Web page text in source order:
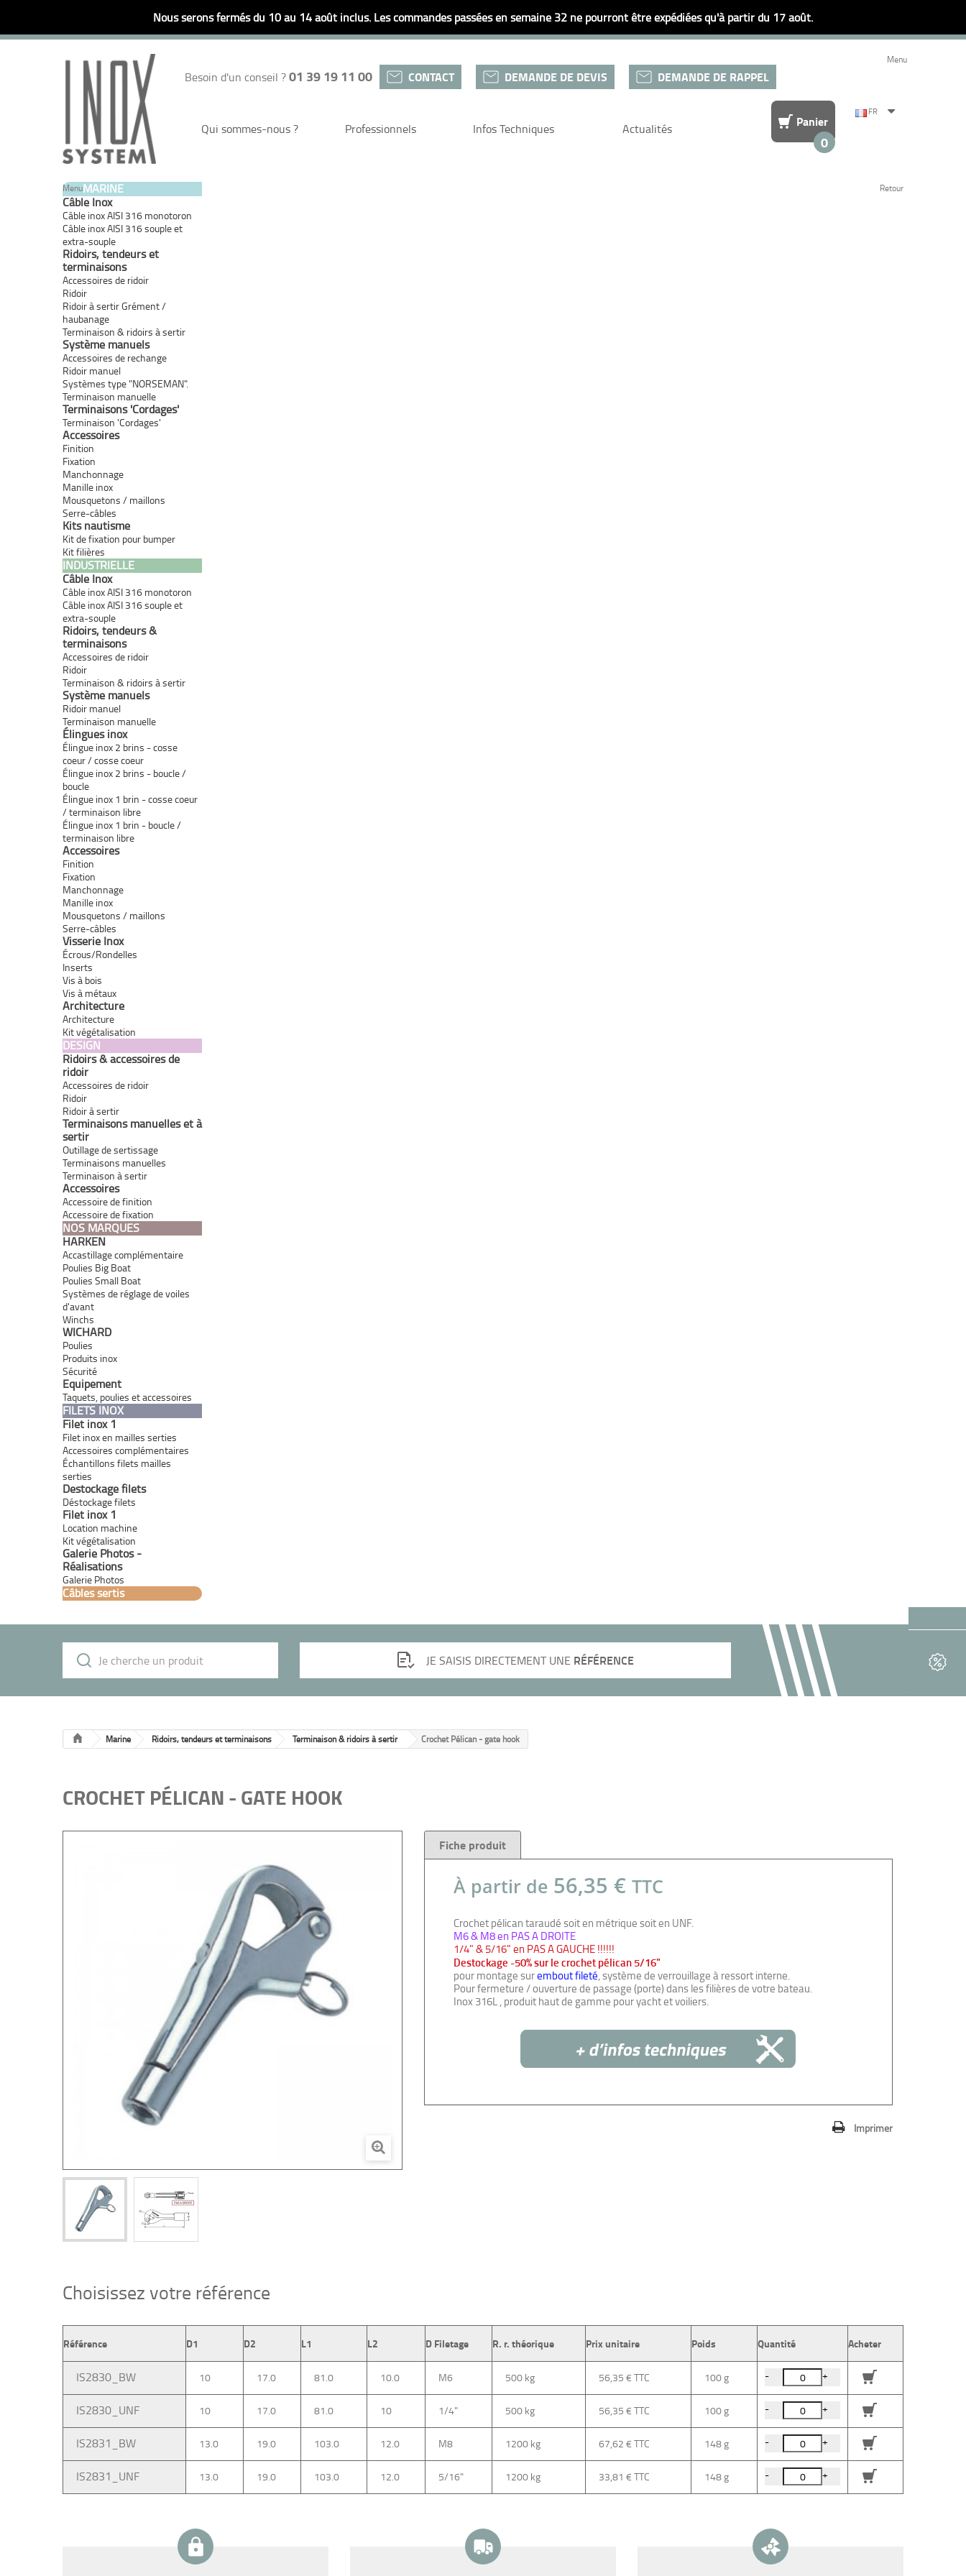
Nous serons fermés du 10 au 14 août inclus. Les commandes passées en semaine 32 ne pourront être expédiées qu'à partir du 17 août.
Besoin d'un conseil ?01 39 19 11 00 CONTACT DEMANDE DE DEVIS DEMANDE DE RAPPEL
Qui sommes-nous ? Professionnels Infos Techniques Actualités Panier
0
FR
Menu
Menu Retour
MARINE
Câble Inox
Câble inox AISI 316 monotoron
Câble inox AISI 316 souple et
extra-souple
Ridoirs, tendeurs et
terminaisons
Accessoires de ridoir
Ridoir
Ridoir à sertir Grément /
haubanage
Terminaison & ridoirs à sertir
Système manuels
Accessoires de rechange
Ridoir manuel
Systèmes type "NORSEMAN".
Terminaison manuelle
Terminaisons 'Cordages'
Terminaison 'Cordages'
Accessoires
Finition
Fixation
Manchonnage
Manille inox
Mousquetons / maillons
Serre-câbles
Kits nautisme
Kit de fixation pour bumper
Kit filières
INDUSTRIELLE
Câble Inox
Câble inox AISI 316 monotoron
Câble inox AISI 316 souple et
extra-souple
Ridoirs, tendeurs &
terminaisons
Accessoires de ridoir
Ridoir
Terminaison & ridoirs à sertir
Système manuels
Ridoir manuel
Terminaison manuelle
Élingues inox
Élingue inox 2 brins - cosse
coeur / cosse coeur
Élingue inox 2 brins - boucle /
boucle
Élingue inox 1 brin - cosse coeur
/ terminaison libre
Élingue inox 1 brin - boucle /
terminaison libre
Accessoires
Finition
Fixation
Manchonnage
Manille inox
Mousquetons / maillons
Serre-câbles
Visserie Inox
Écrous/Rondelles
Inserts
Vis à bois
Vis à métaux
Architecture
Architecture
Kit végétalisation
DESIGN
Ridoirs & accessoires de
ridoir
Accessoires de ridoir
Ridoir
Ridoir à sertir
Terminaisons manuelles et à
sertir
Outillage de sertissage
Terminaisons manuelles
Terminaison à sertir
Accessoires
Accessoire de finition
Accessoire de fixation
NOS MARQUES
HARKEN
Accastillage complémentaire
Poulies Big Boat
Poulies Small Boat
Systèmes de réglage de voiles
d'avant
Winchs
WICHARD
Poulies
Produits inox
Sécurité
Equipement
Taquets, poulies et accessoires
FILETS INOX
Filet inox 1
Filet inox en mailles serties
Accessoires complémentaires
Échantillons filets mailles
serties
Destockage filets
Déstockage filets
Filet inox 1
Location machine
Kit végétalisation
Galerie Photos -
Réalisations
Galerie Photos
Câbles sertis
JE SAISIS DIRECTEMENT UNE RÉFÉRENCE
Marine Ridoirs, tendeurs et terminaisons Terminaison & ridoirs à sertir Crochet Pélican - gate hook
CROCHET PÉLICAN - GATE HOOK
Fiche produit
À partir de 56,35 € TTC
Crochet pélican taraudé soit en métrique soit en UNF.
M6 & M8 en PAS A DROITE
1/4" & 5/16" en PAS A GAUCHE !!!!!!
Destockage -50% sur le crochet pélican 5/16"
pour montage surembout fileté, système de verrouillage à ressort interne.
Pour fermeture / ouverture de passage (porte) dans les filières de votre bateau.
Inox 316L , produit haut de gamme pour yacht et voiliers.
Imprimer
Choisissez votre référence
Référence D1 D2 L1 L2 D Filetage R. r. théorique Prix unitaire Poids Quantité Acheter
IS2830_BW 10 17.0 81.0 10.0 M6 500 kg 56,35 € 100 g - +
IS2830_UNF 10 17.0 81.0 10 1/4" 500 kg 56,35 € 100 g - +
IS2831_BW 13.0 19.0 103.0 12.0 M8 1200 kg 67,62 € 148 g - +
IS2831_UNF 13.0 19.0 103.0 12.0 5/16" 1200 kg 33,81 € 148 g - +